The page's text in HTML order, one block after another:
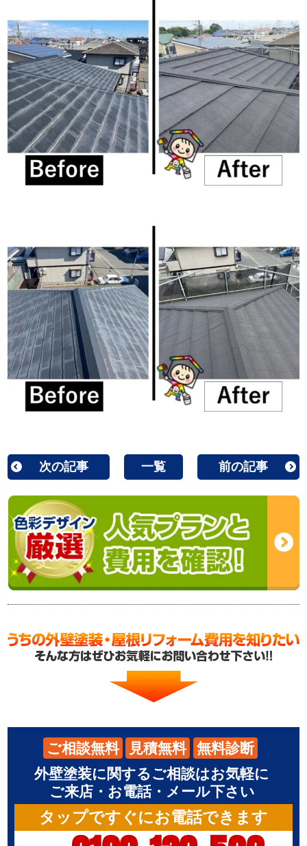
次の記事 一覧 前の記事
ご相談無料 見積無料
無料診断
外壁塗装に関するご相談はお気軽に
ご来店・お電話・メール下さい
タップですぐにお電話できます